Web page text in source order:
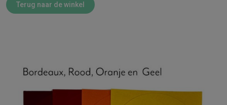
Terug naar de winkel